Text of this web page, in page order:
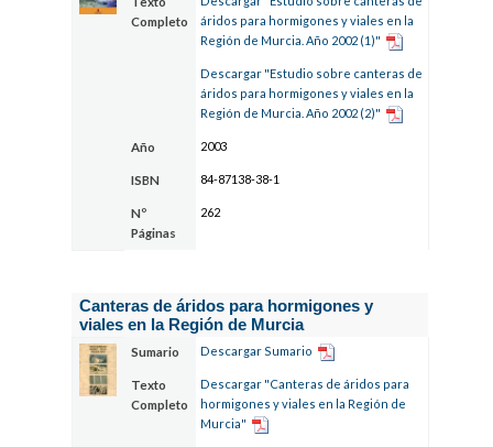
Completo
áridos para hormigones y viales en la
Región de Murcia. Año 2002 (1)"
Descargar "Estudio sobre canteras de
áridos para hormigones y viales en la
Región de Murcia. Año 2002 (2)"
Año 2003
ISBN 84-87138-38-1
Nº
Páginas
262
Canteras de áridos para hormigones y
viales en la Región de Murcia
Sumario Descargar Sumario
Texto
Completo
Descargar "Canteras de áridos para
hormigones y viales en la Región de
Murcia"